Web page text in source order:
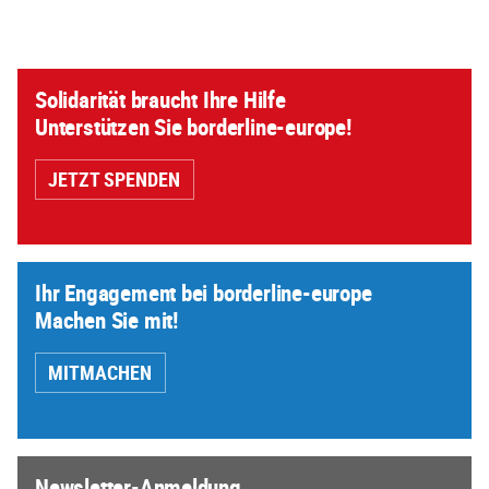
Solidarität braucht Ihre Hilfe
Unterstützen Sie borderline-europe!
JETZT SPENDEN
Ihr Engagement bei borderline-europe
Machen Sie mit!
MITMACHEN